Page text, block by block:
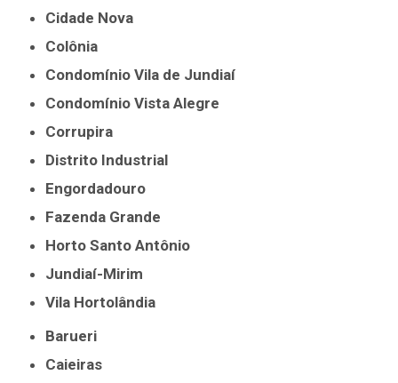
Cidade Nova
Colônia
Condomínio Vila de Jundiaí
Condomínio Vista Alegre
Corrupira
Distrito Industrial
Engordadouro
Fazenda Grande
Horto Santo Antônio
Jundiaí-Mirim
Vila Hortolândia
Barueri
Caieiras